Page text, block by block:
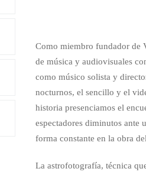
Como miembro fundador de
de música y audiovisuales
como músico solista y
nocturnos, el sencillo y el
historia presenciamos el
espectadores diminutos ante
forma constante en la obra
La astrofotografía, técnica